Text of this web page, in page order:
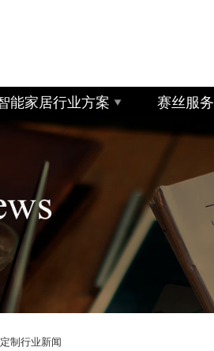
能家居行业方案 赛丝服务
制行业新闻